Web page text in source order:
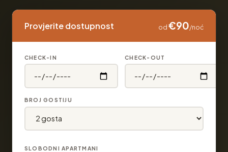
Provjerite dostupnost od€90/noć
CHECK-IN CHECK-OUT
BROJ GOSTIJU
SLOBODNI APARTMANI